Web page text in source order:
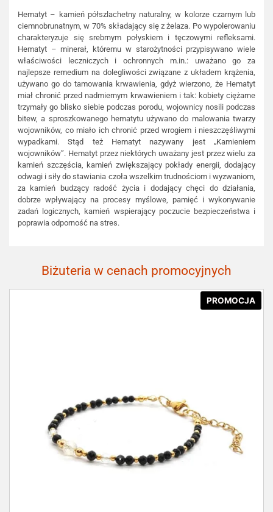
Hematyt – kamień półszlachetny naturalny, w kolorze czarnym lub
ciemnobrunatnym, w 70% składający się z żelaza. Po wypolerowaniu
charakteryzuje się srebrnym połyskiem i tęczowymi refleksami.
Hematyt – minerał, któremu w starożytności przypisywano wiele
właściwości leczniczych i ochronnych m.in.: uważano go za
najlepsze remedium na dolegliwości związane z układem krążenia,
używano go do tamowania krwawienia, gdyż wierzono, że Hematyt
miał chronić przed nadmiernym krwawieniem i tak: kobiety ciężarne
trzymały go blisko siebie podczas porodu, wojownicy nosili podczas
bitew, a sproszkowanego hematytu używano do malowania twarzy
wojowników, co miało ich chronić przed wrogiem i nieszczęśliwymi
wypadkami. Stąd też Hematyt nazywany jest „Kamieniem
wojowników”. Hematyt przez niektórych uważany jest przez wielu za
kamień szczęścia, kamień zwiększający pokłady energii, dodający
odwagi i siły do stawiania czoła wszelkim trudnościom i wyzwaniom,
za kamień budzący radość życia i dodający chęci do działania,
dobrze wpływający na procesy myślowe, pamięć i wykonywanie
zadań logicznych, kamień wspierający poczucie bezpieczeństwa i
poprawia odporność na stres.
Biżuteria w cenach promocyjnych
PROMOCJA